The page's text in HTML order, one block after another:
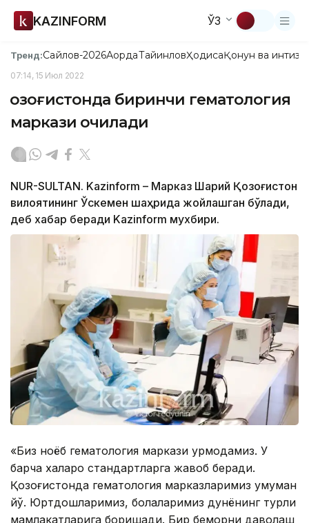
KAZINFORM ЎЗ
Тренд:Сайлов-2026АқордаТайинловҲодисаҚонун ва
07:14, 15 Июл 2022
Қозоғистонда биринчи гематология
маркази очилади
NUR-SULTAN. Kazinform – Марказ Шарқий Қозоғистон
вилоятининг Ўскемен шаҳрида жойлашган бўлади,
деб хабар беради Kazinform мухбири.
«Биз ноёб гематология маркази қурмоқдамиз. У
барча халқаро стандартларга жавоб беради.
Қозоғистонда гематология марказларимиз умуман
йўқ. Юртдошларимиз, болаларимиз дунёнинг турли
мамлакатларига боришади. Бир беморни даволаш